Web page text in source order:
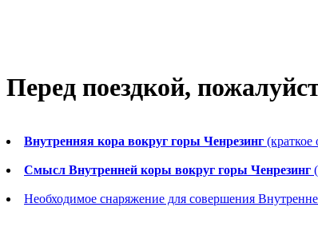
Перед поездкой,
Внутренняя кора вокруг горы Ченрезинг (краткое
Смысл Внутренней коры вокруг горы Ченрезинг
Необходимое снаряжение для совершения